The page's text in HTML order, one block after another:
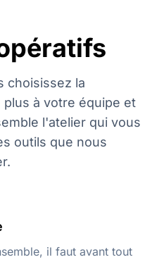
choisissez la
à votre équipe et
l'atelier qui vous
outils que nous
il faut avant tout